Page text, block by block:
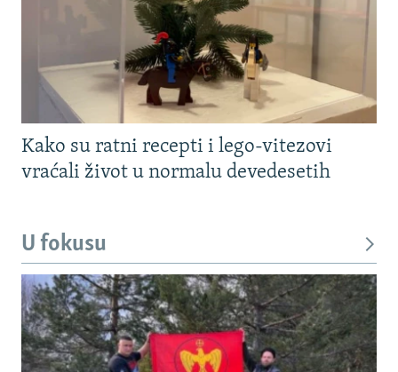
Kako su ratni recepti i lego-vitezovi
vraćali život u normalu devedesetih
U fokusu